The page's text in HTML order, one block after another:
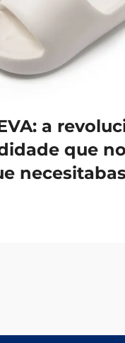
a
que
necesitabas